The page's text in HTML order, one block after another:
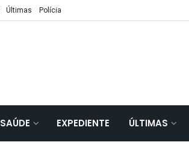
Últimas Polícia
SAÚDE EXPEDIENTE ÚLTIMAS